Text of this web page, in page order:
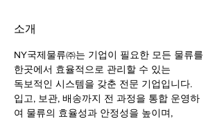
소개
NY국제물류㈜는 기업이 필요한 모든 물류를
한곳에서 효율적으로 관리할 수 있는
독보적인 시스템을 갖춘 전문 기업입니다.
입고, 보관, 배송까지 전 과정을 통합 운영하
여 물류의 효율성과 안정성을 높이며,